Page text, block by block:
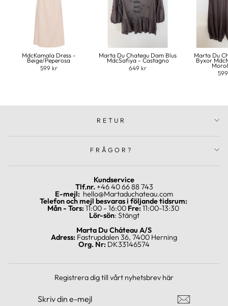
MdcKamala Dress -
Beige/Peperosa
599 kr
Marta Du Chateau Dam Blus
MdcSafiya - Castagno
649 kr
Marta Du
Byxor
RETUR
FRÅGOR?
Kundservice
Tlf.nr.+46 40 66 88 743
E-mejl: hello@Martaduchateau.com
Telefon och mejl besvaras i följande tidsrum:
Mån - Tors:11:00 - 16:00 Fre:11:00-13:30
Lör-sön: Stängt
Marta Du Cháteau A/S
Adress: Fastrupdalen 36, 7400 Herning
Org. Nr: DK33146574
Registrera dig till vårt nyhetsbrev här